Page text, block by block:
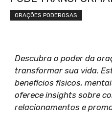
ORAÇÕES PODEROSAS
Descubra o poder da
transformar sua vida.
benefícios físicos,
oferece insights sobre
relacionamentos e